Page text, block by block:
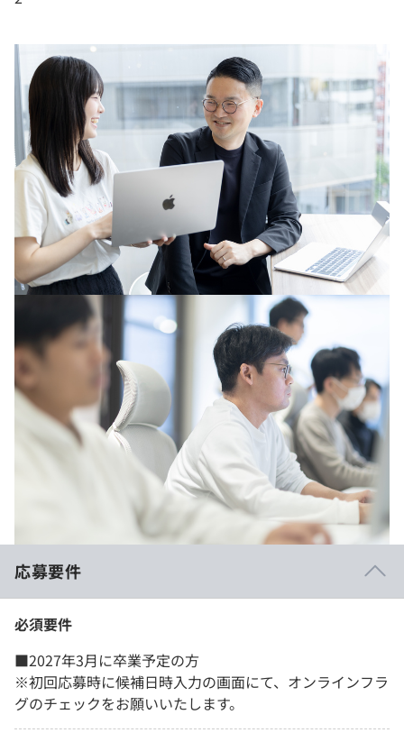
応募要件
必須要件
■2027年3月に卒業予定の方
※初回応募時に候補日時入力の画面にて、オンラインフラ
グのチェックをお願いいたします。